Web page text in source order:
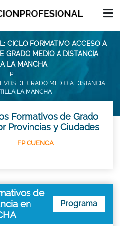
CICLO FORMATIVO ACCESO A
GRADO MEDIO A DISTANCIA
LA MANCHA
FP
DE GRADO MEDIO A DISTANCIA
LA MANCHA
Formativos de Grado
Provincias y Ciudades
FP CUENCA
de
en
Programa